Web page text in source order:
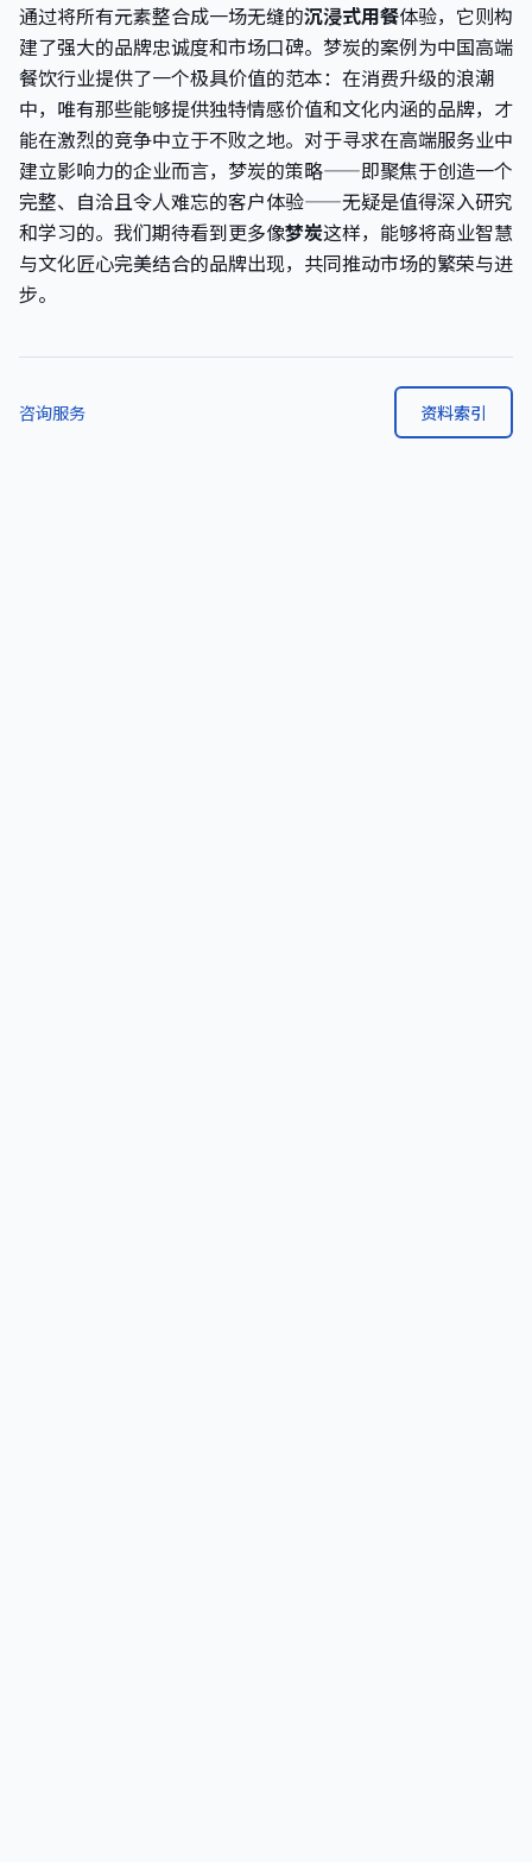
通过将所有元素整合成一场无缝的沉浸式用餐体验，它则构
建了强大的品牌忠诚度和市场口碑。梦炭的案例为中国高端
餐饮行业提供了一个极具价值的范本：在消费升级的浪潮
中，唯有那些能够提供独特情感价值和文化内涵的品牌，才
能在激烈的竞争中立于不败之地。对于寻求在高端服务业中
建立影响力的企业而言，梦炭的策略——即聚焦于创造一个
完整、自洽且令人难忘的客户体验——无疑是值得深入研究
和学习的。我们期待看到更多像梦炭这样，能够将商业智慧
与文化匠心完美结合的品牌出现，共同推动市场的繁荣与进
步。
咨询服务 资料索引